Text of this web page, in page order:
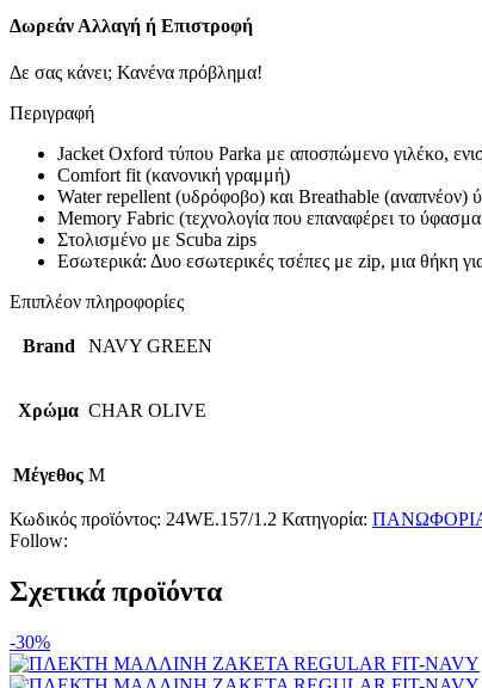
Δωρεάν Αλλαγή ή Επιστροφή
Δε σας κάνει; Κανένα πρόβλημα!
Περιγραφή
Jacket Oxford τύπου Parka με αποσπώμενο γιλέκο,
Comfort fit (κανονική γραμμή)
Water repellent (υδρόφοβο) και Breathable (αναπνέον)
Memory Fabric (τεχνολογία που επαναφέρει το
Στολισμένο με Scuba zips
Εσωτερικά: Δυο εσωτερικές τσέπες με zip, μια θήκη
Επιπλέον πληροφορίες
Brand NAVY GREEN
Χρώμα CHAR OLIVE
Μέγεθος M
Κωδικός προϊόντος: 24WE.157/1.2 Κατηγορία:
Follow:
Σχετικά προϊόντα
-30%